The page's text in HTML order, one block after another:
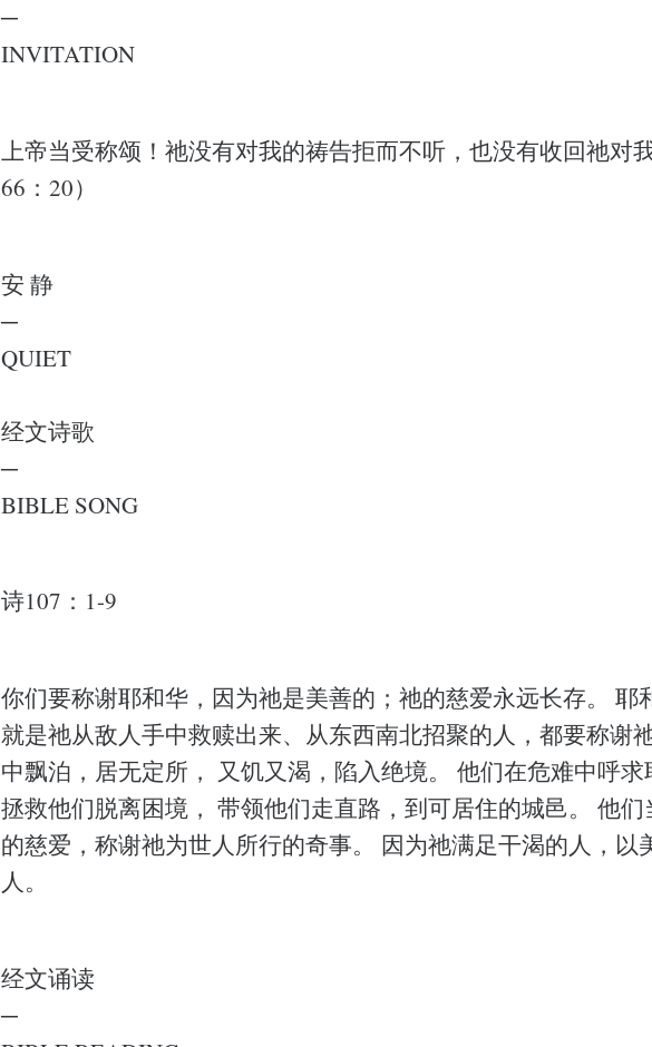
─
INVITATION
上帝当受称颂！祂没有对我的祷告拒而不听，也没有收回祂对
66：20）
安 静
─
QUIET
经文诗歌
─
BIBLE SONG
诗107：1-9
你们要称谢耶和华，因为祂是美善的；祂的慈爱永远长存。 耶
就是祂从敌人手中救赎出来、从东西南北招聚的人，都要称谢
中飘泊，居无定所， 又饥又渴，陷入绝境。 他们在危难中呼
拯救他们脱离困境， 带领他们走直路，到可居住的城邑。 他
的慈爱，称谢祂为世人所行的奇事。 因为祂满足干渴的人，以
人。
经文诵读
─